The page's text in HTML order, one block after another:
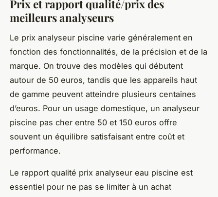
Prix et rapport qualité/prix des
meilleurs analyseurs
Le prix analyseur piscine varie généralement en
fonction des fonctionnalités, de la précision et de la
marque. On trouve des modèles qui débutent
autour de 50 euros, tandis que les appareils haut
de gamme peuvent atteindre plusieurs centaines
d’euros. Pour un usage domestique, un analyseur
piscine pas cher entre 50 et 150 euros offre
souvent un équilibre satisfaisant entre coût et
performance.
Le rapport qualité prix analyseur eau piscine est
essentiel pour ne pas se limiter à un achat